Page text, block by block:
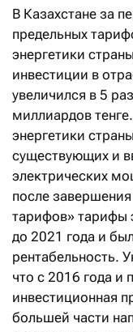
В Казахстане за
предельных
энергетики
инвестиции в
увеличился в 5
миллиардов
энергетики
существующих и
электрических
после
тарифов» тарифы
до 2021 года и
рентабельность.
что с 2016 года и
инвестиционная
большей части